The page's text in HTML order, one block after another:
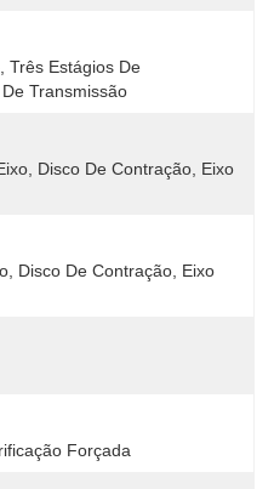
Três Estágios De
Transmissão
Disco De Contração, Eixo
Disco De Contração, Eixo
Forçada